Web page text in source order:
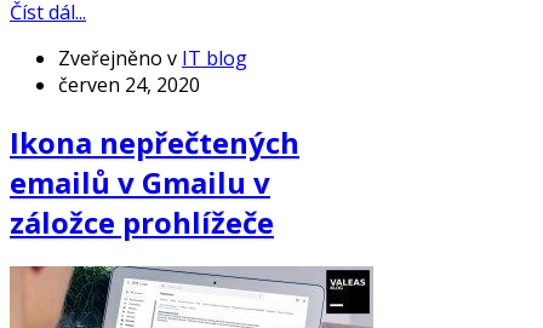
Číst dál...
Zveřejněno v IT blog
červen 24, 2020
Ikona nepřečtených
emailů v Gmailu v
záložce prohlížeče